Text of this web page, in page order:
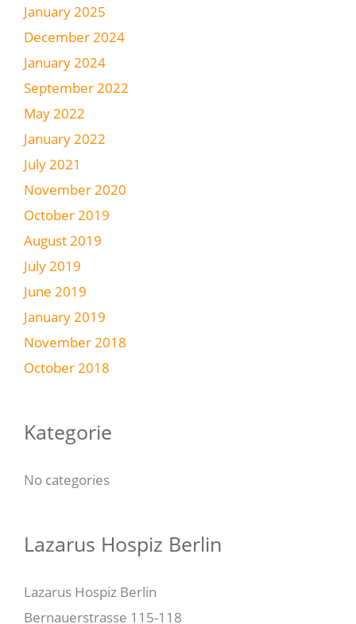
January 2025
December 2024
January 2024
September 2022
May 2022
January 2022
July 2021
November 2020
October 2019
August 2019
July 2019
June 2019
January 2019
November 2018
October 2018
Kategorie
No categories
Lazarus Hospiz Berlin
Lazarus Hospiz Berlin
Bernauerstrasse 115-118